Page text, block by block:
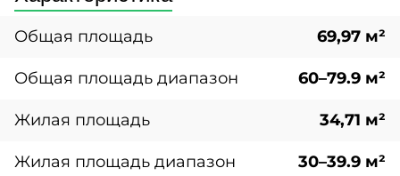
Общая площадь 69,97 м²
Общая площадь диапазон 60–79.9 м²
Жилая площадь 34,71 м²
Жилая площадь диапазон 30–39.9 м²